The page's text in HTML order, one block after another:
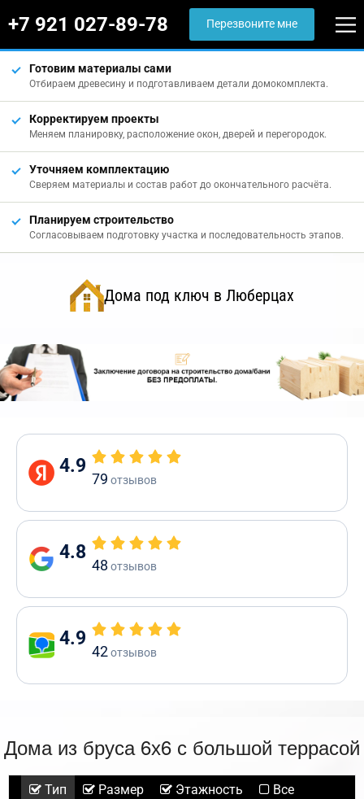
+7 921 027-89-78 Перезвоните мне
Готовим материалы сами
Отбираем древесину и подготавливаем детали домокомплекта.
Корректируем проекты
Меняем планировку, расположение окон, дверей и перегородок.
Уточняем комплектацию
Сверяем материалы и состав работ до окончательного расчёта.
Планируем строительство
Согласовываем подготовку участка и последовательность этапов.
Дома под ключ в Люберцах
4.9
79 отзывов
4.8
48 отзывов
4.9
42отзывов
Дома из бруса 6х6 с большой террасой
Тип Размер Этажность Все